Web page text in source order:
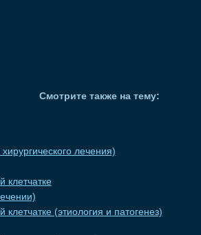
Смотрите также на тему:
лечения)
клетчатке
(этиология и патогенез)